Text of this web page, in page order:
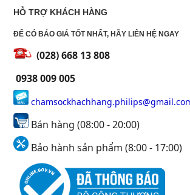
HỖ TRỢ KHÁCH HÀNG
ĐỂ CÓ BÁO GIÁ TỐT NHẤT, HÃY LIÊN HỆ NGAY
(028) 668 13 808
0938 009 005
Bán hàng (08:00 - 20:00)
Bảo hành sản phẩm (8:00 - 17:00)